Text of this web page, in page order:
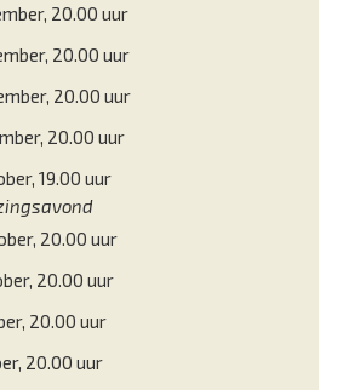
20.00 uur
20.00 uur
20.00 uur
20.00 uur
19.00 uur
20.00 uur
20.00 uur
20.00 uur
20.00 uur